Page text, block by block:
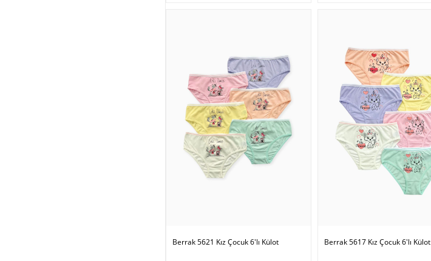
Berrak 5621 Kız Çocuk 6'lı Külot Berrak 5617 Kız Çocuk 6'lı Külot